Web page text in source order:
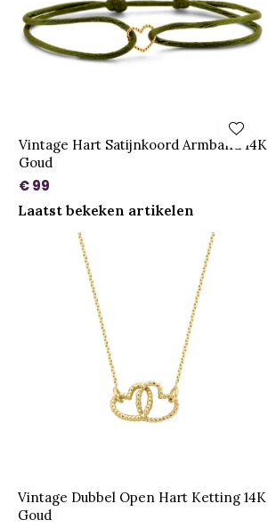
Vintage Hart Satijnkoord Armband 14K
Goud
€ 99
Laatst bekeken artikelen
Vintage Dubbel Open Hart Ketting 14K
Goud